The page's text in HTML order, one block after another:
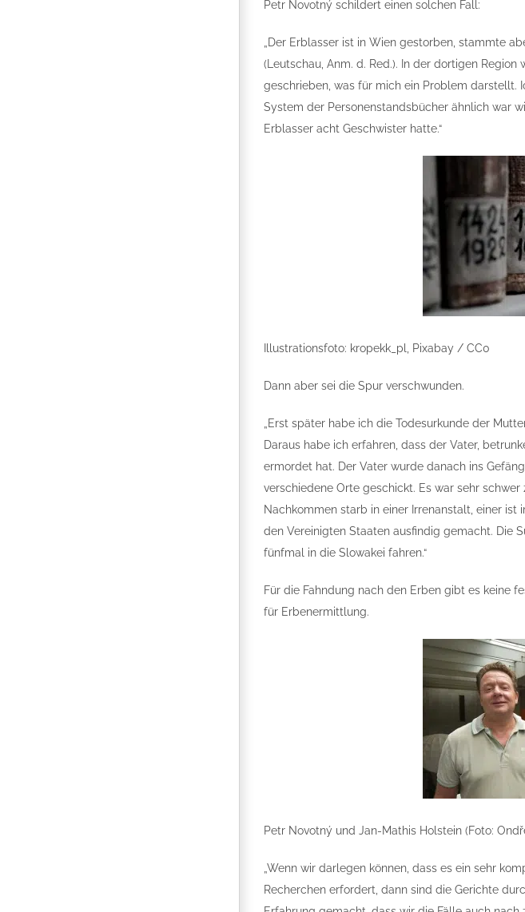
Petr Novotný schildert einen solchen Fall:
„Der Erblasser ist in Wien gestorben, stammte
(Leutschau, Anm. d. Red.). In der dortigen
geschrieben, was für mich ein Problem darstellt.
System der Personenstandsbücher ähnlich war
Erblasser acht Geschwister hatte.“
Illustrationsfoto: kropekk_pl, Pixabay / CC0
Dann aber sei die Spur verschwunden.
„Erst später habe ich die Todesurkunde der
Daraus habe ich erfahren, dass der Vater,
ermordet hat. Der Vater wurde danach ins
verschiedene Orte geschickt. Es war sehr
Nachkommen starb in einer Irrenanstalt, einer
den Vereinigten Staaten ausfindig gemacht. Die
fünfmal in die Slowakei fahren.“
Für die Fahndung nach den Erben gibt es keine
für Erbenermittlung.
Petr Novotný und Jan-Mathis Holstein (Foto:
„Wenn wir darlegen können, dass es ein sehr
Recherchen erfordert, dann sind die Gerichte